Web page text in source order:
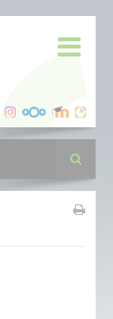
Suche